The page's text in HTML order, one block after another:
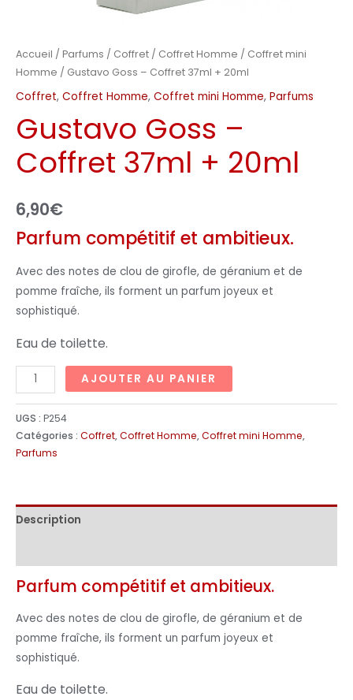
Accueil / Parfums / Coffret / Coffret Homme / Coffret mini
Homme / Gustavo Goss – Coffret 37ml + 20ml
Coffret, Coffret Homme, Coffret mini Homme, Parfums
Gustavo Goss –
Coffret 37ml + 20ml
6,90€
Parfum compétitif et ambitieux.
Avec des notes de clou de girofle, de géranium et de
pomme fraîche, ils forment un parfum joyeux et
sophistiqué.
Eau de toilette.
AJOUTER AU PANIER
UGS : P254
Catégories : Coffret,Coffret Homme,Coffret mini Homme,
Parfums
Description
Parfum compétitif et ambitieux.
Avec des notes de clou de girofle, de géranium et de
pomme fraîche, ils forment un parfum joyeux et
sophistiqué.
Eau de toilette.